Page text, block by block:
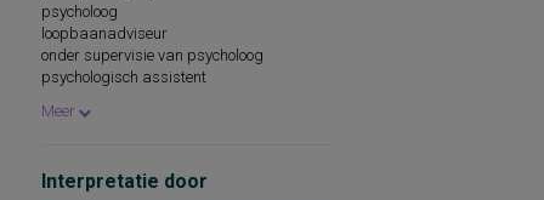
psycholoog
loopbaanadviseur
onder supervisie van psycholoog
psychologisch assistent
psychodiagnostisch medewerker
onder supervisie van pedagoog
Meer
Interpretatie door